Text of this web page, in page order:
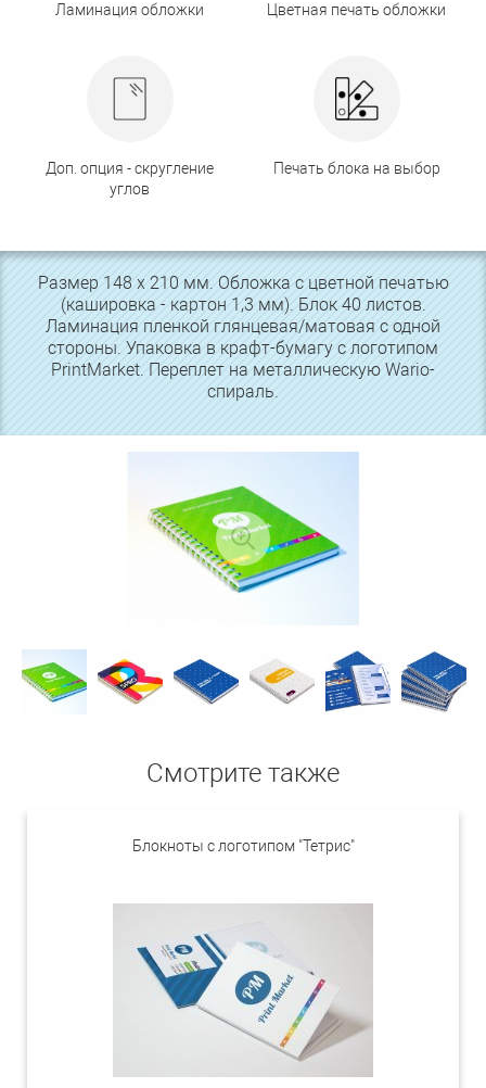
Ламинация обложки Цветная печать обложки
Доп. опция - скругление
углов
Печать блока на выбор
Размер 148 х 210 мм. Обложка с цветной печатью
(кашировка - картон 1,3 мм). Блок 40 листов.
Ламинация пленкой глянцевая/матовая с одной
стороны. Упаковка в крафт-бумагу с логотипом
PrintMarket. Переплет на металлическую Wario-
спираль.
Смотрите также
Блокноты с логотипом "Тетрис"